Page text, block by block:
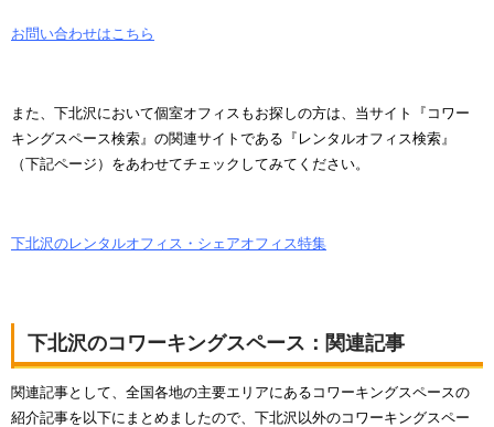
お問い合わせはこちら
また、下北沢において個室オフィスもお探しの方は、当サイト『コワー
キングスペース検索』の関連サイトである『レンタルオフィス検索』
（下記ページ）をあわせてチェックしてみてください。
下北沢のレンタルオフィス・シェアオフィス特集
下北沢のコワーキングスペース：関連記事
関連記事として、全国各地の主要エリアにあるコワーキングスペースの
紹介記事を以下にまとめましたので、下北沢以外のコワーキングスペー